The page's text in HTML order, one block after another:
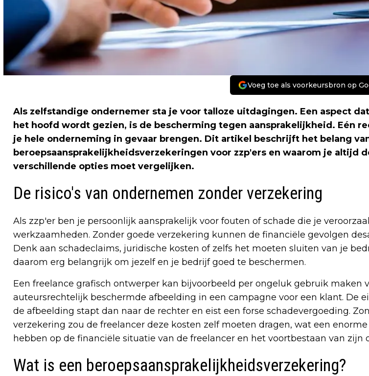
Voeg toe als voorkeursbron op
Als zelfstandige ondernemer sta je voor talloze uitdagingen. Een aspect
het hoofd wordt gezien, is de bescherming tegen aansprakelijkheid. Eén
je hele onderneming in gevaar brengen. Dit artikel beschrijft het belang
beroepsaansprakelijkheidsverzekeringen voor zzp'ers en waarom je altijd
verschillende opties moet vergelijken.
De risico's van ondernemen zonder verzekering
Als zzp'er ben je persoonlijk aansprakelijk voor fouten of schade die je
werkzaamheden. Zonder goede verzekering kunnen de financiële gevolgen
Denk aan schadeclaims, juridische kosten of zelfs het moeten sluiten van je
daarom erg belangrijk om jezelf en je bedrijf goed te beschermen.
Een freelance grafisch ontwerper kan bijvoorbeeld per ongeluk gebruik maken
auteursrechtelijk beschermde afbeelding in een campagne voor een klant. De
de afbeelding stapt dan naar de rechter en eist een forse schadevergoeding.
verzekering zou de freelancer deze kosten zelf moeten dragen, wat een
hebben op de financiële situatie van de freelancer en het voortbestaan van zijn
Wat is een beroepsaansprakelijkheidsverzekering?